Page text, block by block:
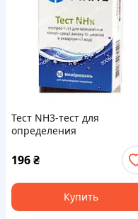
Тест NH3-тест для
определения
концентрации аммиака и
аммония в воде Тест NH3
(амиак)
196₴
Купить